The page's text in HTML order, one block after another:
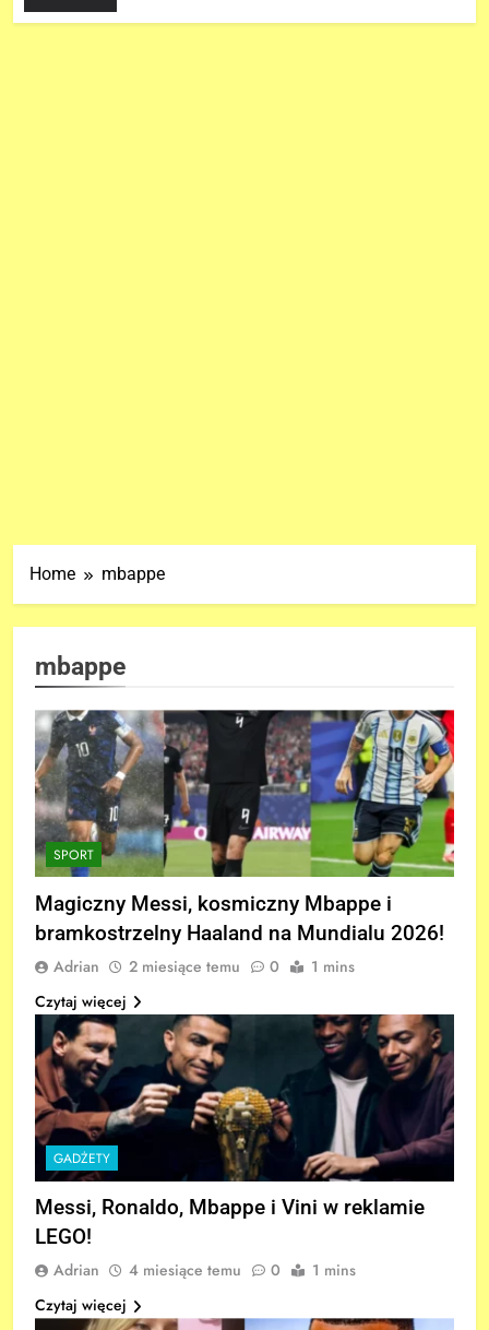
Home mbappe
mbappe
SPORT
Magiczny Messi, kosmiczny Mbappe i
bramkostrzelny Haaland na Mundialu 2026!
Adrian 2 miesiące temu 0
1 mins
Czytaj więcej
GADŻETY
Messi, Ronaldo, Mbappe i Vini w reklamie
LEGO!
Adrian 4 miesiące temu 0
1 mins
Czytaj więcej